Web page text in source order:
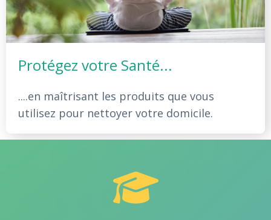
Protégez votre Santé...
....en maîtrisant les produits que vous
utilisez pour nettoyer votre domicile.